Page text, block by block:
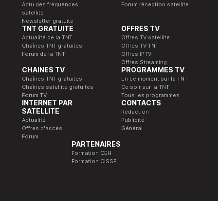
Actu des fréquences
satellite
Newsletter gratuite
Forum réception satellite
TNT GRATUITE
Actualité de la TNT
Chaînes TNT gratuites
Forum de la TNT
OFFRES TV
Offres TV satellite
Offres TV TNT
Offres IPTV
Offres Streaming
CHAINES TV
Chaînes TNT gratuites
Chaînes satellite gratuites
Forum TV
PROGRAMMES TV
En ce moment sur la TNT
Ce soir sur la TNT
Tous les programmes
INTERNET PAR
SATELLITE
Actualité
Offres d'accès
Forum
CONTACTS
Rédaction
Publicité
Général
PARTENAIRES
Formation CEH
Formation CISSP